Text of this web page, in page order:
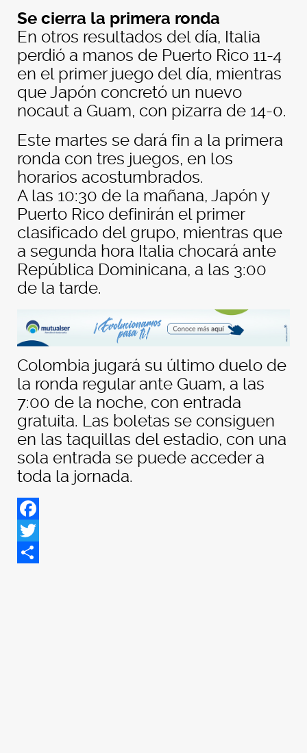
Se cierra la primera ronda
En otros resultados del día, Italia
perdió a manos de Puerto Rico 11-4
en el primer juego del día, mientras
que Japón concretó un nuevo
nocaut a Guam, con pizarra de 14-0.
Este martes se dará fin a la primera
ronda con tres juegos, en los
horarios acostumbrados.
A las 10:30 de la mañana, Japón y
Puerto Rico definirán el primer
clasificado del grupo, mientras que
a segunda hora Italia chocará ante
República Dominicana, a las 3:00
de la tarde.
Colombia jugará su último duelo de
la ronda regular ante Guam, a las
7:00 de la noche, con entrada
gratuita. Las boletas se consiguen
en las taquillas del estadio, con una
sola entrada se puede acceder a
toda la jornada.
Facebook
Twitter